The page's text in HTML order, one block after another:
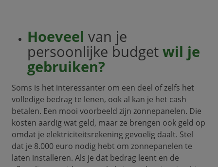
Hoeveel van je
persoonlijke budget wil je
gebruiken?
Soms is het interessanter om een deel of zelfs het
volledige bedrag te lenen, ook al kan je het cash
betalen. Een mooi voorbeeld zijn zonnepanelen. Die
kosten aardig wat geld, maar ze brengen ook geld op
omdat je elektriciteitsrekening gevoelig daalt. Stel
dat je 8.000 euro nodig hebt om zonnepanelen te
laten installeren. Als je dat bedrag leent en de